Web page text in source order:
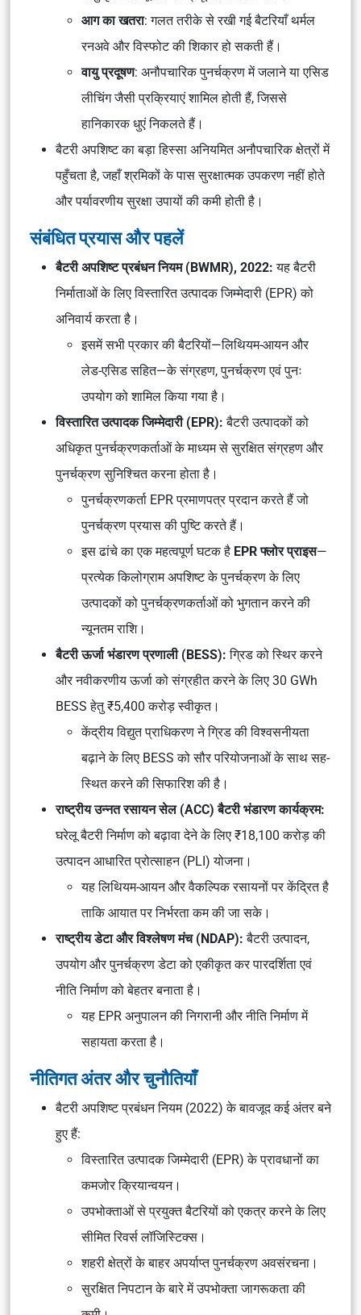
आग का खतरा: गलत तरीके से रखी गई बैटरियाँ थर्मल
रनअवे और विस्फोट की शिकार हो सकती हैं।
वायु प्रदूषण: अनौपचारिक पुनर्चक्रण में जलाने या एसिड
लीचिंग जैसी प्रक्रियाएं शामिल होती हैं, जिससे
हानिकारक धुएं निकलते हैं।
बैटरी अपशिष्ट का बड़ा हिस्सा अनियमित अनौपचारिक क्षेत्रों में
पहुँचता है, जहाँ श्रमिकों के पास सुरक्षात्मक उपकरण नहीं होते
और पर्यावरणीय सुरक्षा उपायों की कमी होती है।
संबंधित प्रयास और पहलें
बैटरी अपशिष्ट प्रबंधन नियम (BWMR), 2022:यह बैटरी
निर्माताओं के लिए विस्तारित उत्पादक जिम्मेदारी (EPR) को
अनिवार्य करता है।
इसमें सभी प्रकार की बैटरियों—लिथियम-आयन और
लेड-एसिड सहित—के संग्रहण, पुनर्चक्रण एवं पुनः
उपयोग को शामिल किया गया है।
विस्तारित उत्पादक जिम्मेदारी (EPR):बैटरी उत्पादकों को
अधिकृत पुनर्चक्रणकर्ताओं के माध्यम से सुरक्षित संग्रहण और
पुनर्चक्रण सुनिश्चित करना होता है।
पुनर्चक्रणकर्ता EPR प्रमाणपत्र प्रदान करते हैं जो
पुनर्चक्रण प्रयास की पुष्टि करते हैं।
इस ढांचे का एक महत्वपूर्ण घटक है EPR फ्लोर प्राइस—
प्रत्येक किलोग्राम अपशिष्ट के पुनर्चक्रण के लिए
उत्पादकों को पुनर्चक्रणकर्ताओं को भुगतान करने की
न्यूनतम राशि।
बैटरी ऊर्जा भंडारण प्रणाली (BESS):ग्रिड को स्थिर करने
और नवीकरणीय ऊर्जा को संग्रहीत करने के लिए 30 GWh
BESS हेतु ₹5,400 करोड़ स्वीकृत।
केंद्रीय विद्युत प्राधिकरण ने ग्रिड की विश्वसनीयता
बढ़ाने के लिए BESS को सौर परियोजनाओं के साथ सह-
स्थित करने की सिफारिश की है।
राष्ट्रीय उन्नत रसायन सेल (ACC) बैटरी भंडारण कार्यक्रम:
घरेलू बैटरी निर्माण को बढ़ावा देने के लिए ₹18,100 करोड़ की
उत्पादन आधारित प्रोत्साहन (PLI) योजना।
यह लिथियम-आयन और वैकल्पिक रसायनों पर केंद्रित है
ताकि आयात पर निर्भरता कम की जा सके।
राष्ट्रीय डेटा और विश्लेषण मंच (NDAP):बैटरी उत्पादन,
उपयोग और पुनर्चक्रण डेटा को एकीकृत कर पारदर्शिता एवं
नीति निर्माण को बेहतर बनाता है।
यह EPR अनुपालन की निगरानी और नीति निर्माण में
सहायता करता है।
नीतिगत अंतर और चुनौतियाँ
बैटरी अपशिष्ट प्रबंधन नियम (2022) के बावजूद कई अंतर बने
हुए हैं:
विस्तारित उत्पादक जिम्मेदारी (EPR) के प्रावधानों का
कमजोर क्रियान्वयन।
उपभोक्ताओं से प्रयुक्त बैटरियों को एकत्र करने के लिए
सीमित रिवर्स लॉजिस्टिक्स।
शहरी क्षेत्रों के बाहर अपर्याप्त पुनर्चक्रण अवसंरचना।
सुरक्षित निपटान के बारे में उपभोक्ता जागरूकता की